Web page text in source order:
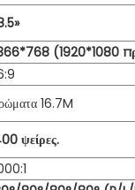
(1920*1080
16.7M
ψείρες.